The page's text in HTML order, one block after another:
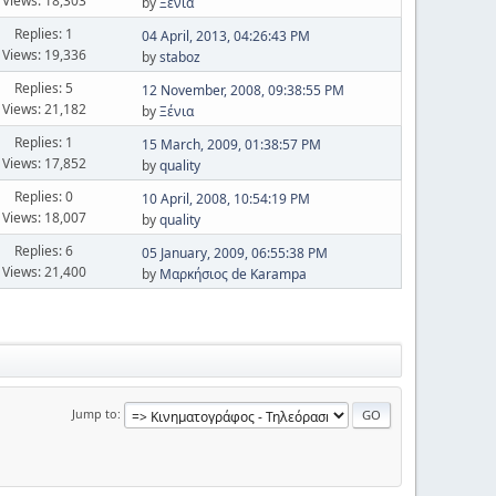
Replies: 1
Views: 19,336
04 April, 2013, 04:26:43 PM
bystaboz
Replies: 5
Views: 21,182
12 November, 2008, 09:38:55 PM
byΞένια
Replies: 1
Views: 17,852
15 March, 2009, 01:38:57 PM
byquality
Replies: 0
Views: 18,007
10 April, 2008, 10:54:19 PM
byquality
Replies: 6
Views: 21,400
05 January, 2009, 06:55:38 PM
by Μαρκήσιος de Karampa
Jump to